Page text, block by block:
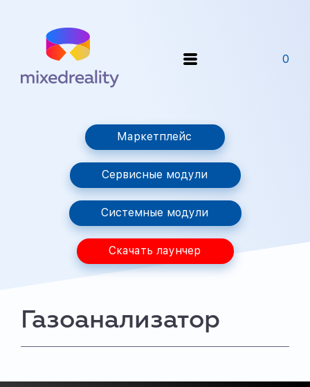
0
Маркетплейс
Сервисные модули
Системные модули
Скачать лаунчер
Газоанализатор